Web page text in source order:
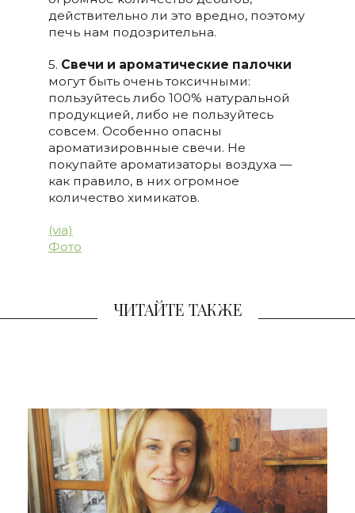
действительно ли это вредно, поэтому
печь нам подозрительна.
5. Свечи и ароматические палочки
могут быть очень токсичными:
пользуйтесь либо 100% натуральной
продукцией, либо не пользуйтесь
совсем. Особенно опасны
ароматизировнные свечи. Не
покупайте ароматизаторы воздуха —
как правило, в них огромное
количество химикатов.
(via)
Фото
ЧИТАЙТЕ ТАКЖЕ